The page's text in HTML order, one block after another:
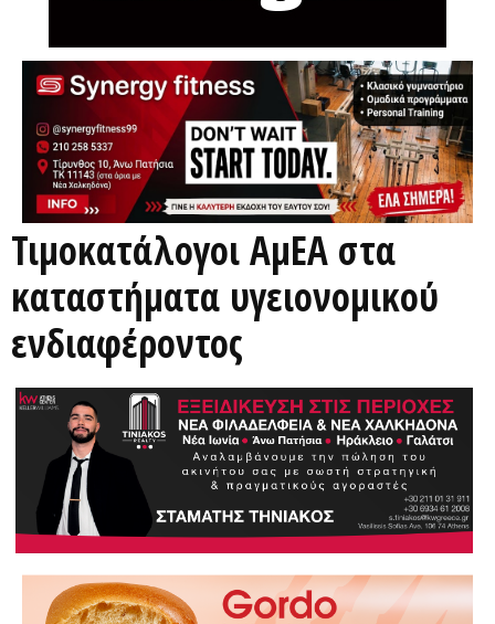
Τιμοκατάλογοι ΑμΕΑ στα
καταστήματα υγειονομικού
ενδιαφέροντος